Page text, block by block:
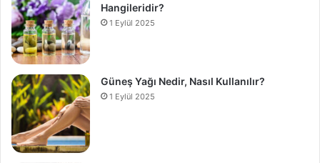
Hangileridir?
1 Eylül 2025
Güneş Yağı Nedir, Nasıl Kullanılır?
1 Eylül 2025